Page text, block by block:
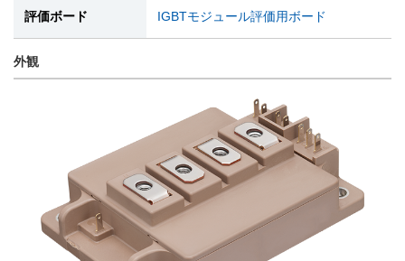
評価ボード IGBTモジュール評価用ボード
外観